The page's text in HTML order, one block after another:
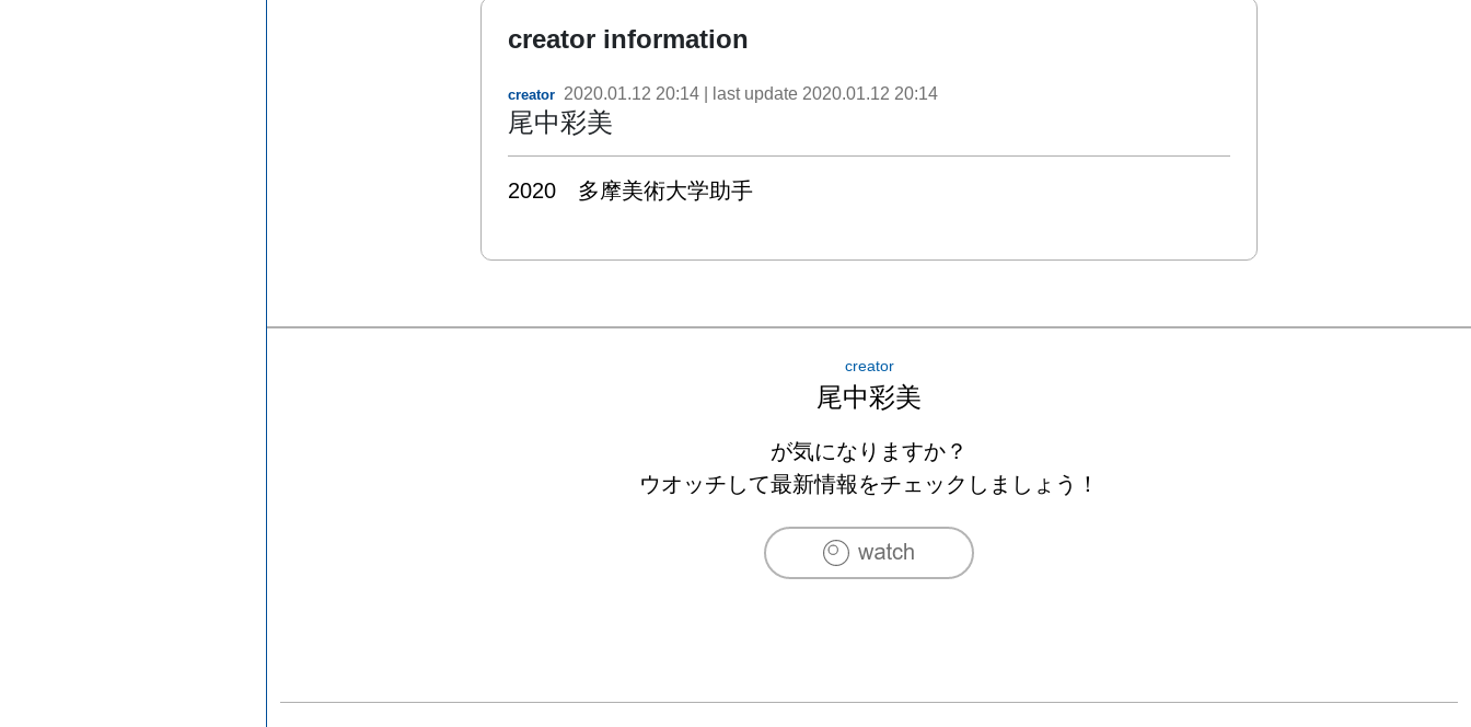
creator information
creator 2020.01.12 20:14 | last update 2020.01.12 20:14
尾中彩美
2020　多摩美術大学助手
creator
尾中彩美
が気になりますか？
ウオッチして最新情報をチェックしましょう！